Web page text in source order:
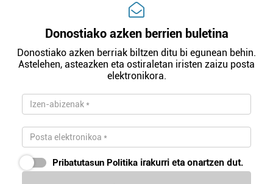
Donostiako azken berrien buletina
Donostiako azken berriak biltzen ditu bi egunean behin.
Astelehen, asteazken eta ostiraletan iristen zaizu posta
elektronikora.
Pribatutasun Politika irakurri eta onartzen dut.